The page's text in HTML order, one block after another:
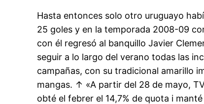
Hasta entonces solo otro uruguayo
25 goles y en la temporada 2008-09
con él regresó al banquillo Javier
seguir a lo largo del verano todas las
campañas, con su tradicional amarillo
mangas. ↑ «A partir del 28 de mayo,
obté el febrer el 14,7% de quota i